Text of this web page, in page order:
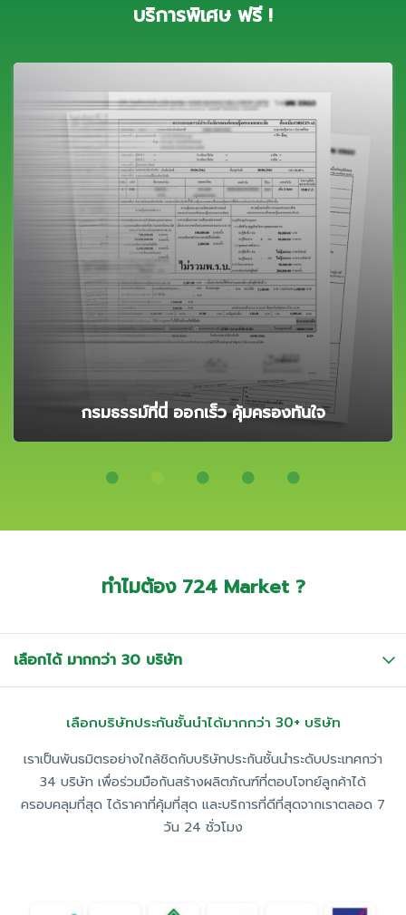
บริการพิเศษ ฟรี !
ศูนย์บริการลูกค้าครบทุกช่องทาง
ลูกค้าสามารถติดต่อได้ทุกช่องทาง ไม่ว่าจะเป็น LINE
Facebook หรือโทร 724 ประกันออนไลน์ก็พร้อมบริการ
คุณตลอดเวลาทำการ
724 ประกันออนไลน์เร็วและใส่ใจ
ซื้อได้ตลอด 7 วัน 24 ชม.
ทำไมต้อง 724 Market ?
เลือกได้ มากกว่า 30 บริษัท
เลือกบริษัทประกันชั้นนำได้มากกว่า 30+ บริษัท
เราเป็นพันธมิตรอย่างใกล้ชิดกับบริษัทประกันชั้นนำระดับประเทศกว่า
34 บริษัท เพื่อร่วมมือกันสร้างผลิตภัณฑ์ที่ตอบโจทย์ลูกค้าได้
ครอบคลุมที่สุด ได้ราคาที่คุ้มที่สุด และบริการที่ดีที่สุดจากเราตลอด 7
วัน 24 ชั่วโมง